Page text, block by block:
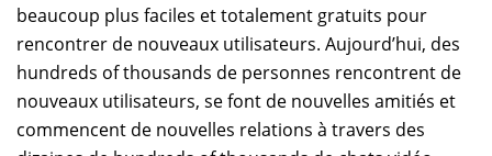
beaucoup plus faciles et totalement gratuits pour
rencontrer de nouveaux utilisateurs. Aujourd’hui, des
hundreds of thousands de personnes rencontrent de
nouveaux utilisateurs, se font de nouvelles amitiés et
commencent de nouvelles relations à travers des